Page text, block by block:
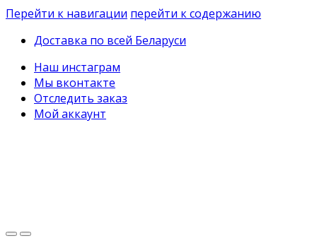
Перейти к навигации перейти к содержанию
Доставка по всей Беларуси
Наш инстаграм
Мы вконтакте
Отследить заказ
Мой аккаунт